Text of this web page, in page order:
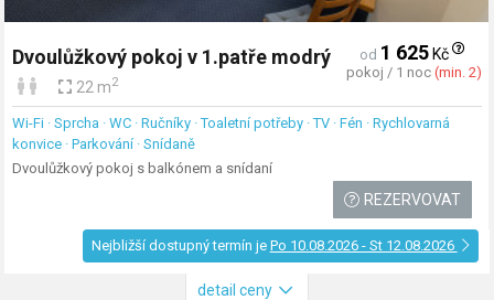
Dvoulůžkový pokoj v 1.patře modrý
22 m2
od 1 625Kč
pokoj / 1 noc (min. 2)
Wi-Fi · Sprcha · WC · Ručníky · Toaletní potřeby · TV · Fén · Rychlovarná
konvice · Parkování · Snídaně
Dvoulůžkový pokoj s balkónem a snídaní
REZERVOVAT
Nejbližší dostupný termín je Po 10.08.2026 - St 12.08.2026
detail ceny